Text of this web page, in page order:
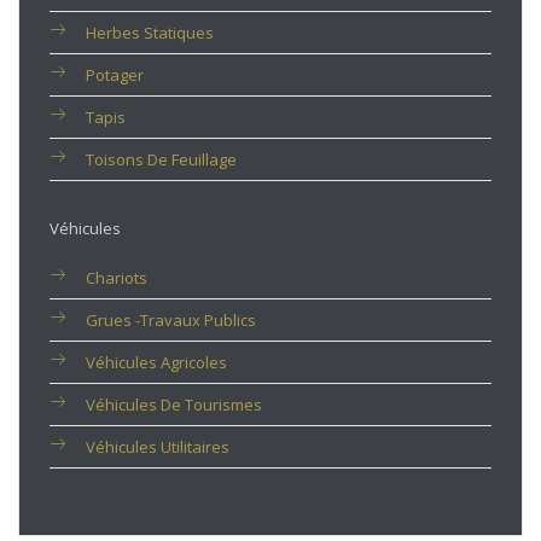
Herbes Statiques
Potager
Tapis
Toisons De Feuillage
Véhicules
Chariots
Grues -travaux Publics
Véhicules Agricoles
Véhicules De Tourismes
Véhicules Utilitaires